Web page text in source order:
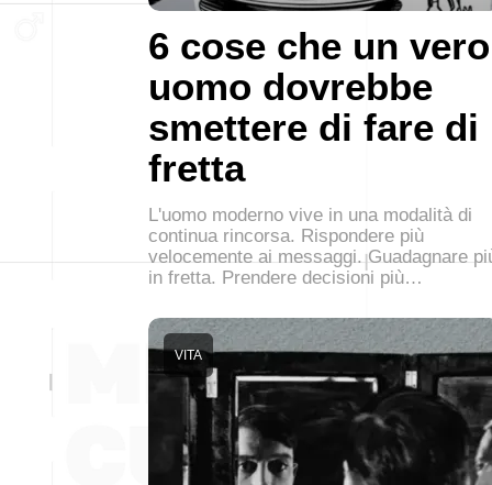
6 cose che un vero
uomo dovrebbe
smettere di fare di
fretta
L'uomo moderno vive in una modalità di
continua rincorsa. Rispondere più
velocemente ai messaggi. Guadagnare
in fretta. Prendere decisioni più…
VITA